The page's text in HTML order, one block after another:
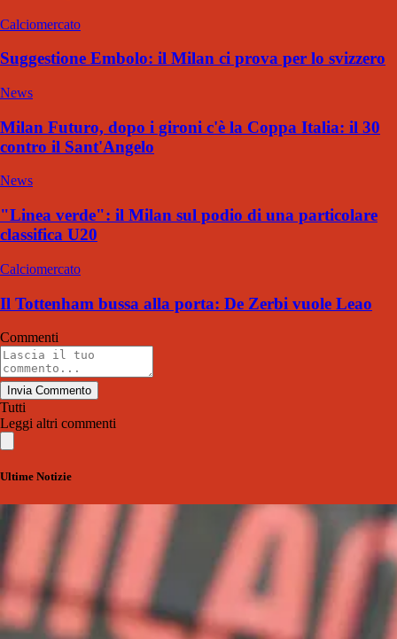
Calciomercato
Suggestione Embolo: il Milan ci prova per lo svizzero
News
Milan Futuro, dopo i gironi c'è la Coppa Italia: il 30
contro il Sant'Angelo
News
"Linea verde": il Milan sul podio di una particolare
classifica U20
Calciomercato
Il Tottenham bussa alla porta: De Zerbi vuole Leao
Commenti
Invia Commento
Tutti
Leggi altri commenti
Ultime Notizie